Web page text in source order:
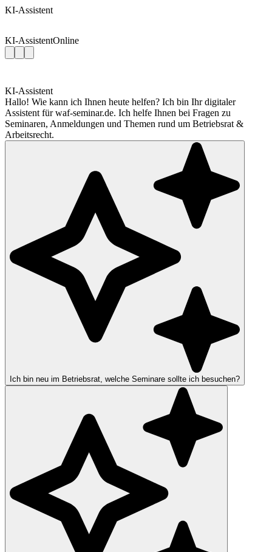
KI-Assistent
KI-AssistentOnline
KI-Assistent
Hallo! Wie kann ich Ihnen heute helfen? Ich bin Ihr digitaler
Assistent für waf-seminar.de. Ich helfe Ihnen bei Fragen zu
Seminaren, Anmeldungen und Themen rund um Betriebsrat &
Arbeitsrecht.
Ich bin neu im Betriebsrat, welche Seminare sollte ich besuchen?